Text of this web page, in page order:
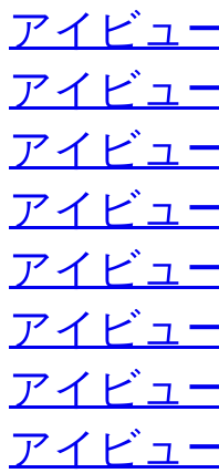
アイビュ
アイビュ
アイビュ
アイビュ
アイビュ
アイビュ
アイビュ
アイビュ